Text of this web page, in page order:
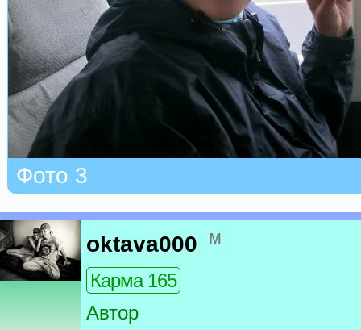
Фото 3
oktava000 м
Карма 165
Автор